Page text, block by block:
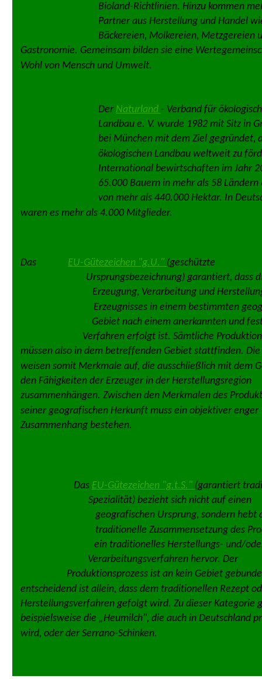
Bioland-Richtlinien. Hinzu kommen
Partner aus Herstellung und Handel
Bäckereien, Molkereien, Metzgereien
Gastronomie. Gemeinsam bilden sie eine
Wohl von Mensch und Umwelt.
Der Naturland - Verband für
Landbau e. V. wurde 1982 mit Sitz in
bei München mit dem Ziel gegründet,
ökologischen Landbau weltweit zu
International bewirtschaften im Jahr
65.000 Bauern in mehr als 58
von mehr als 440.000 Hektar. In
waren es mehr als 4.000 Mitglieder.
Das EU-Gütezeichen "g.U." (geschützte
Ursprungsbezeichnung) garantiert, dass
Erzeugung, Verarbeitung und
Erzeugnisses in einem bestimmten
Gebiet nach einem anerkannten und
Verfahren erfolgt ist. Sämtliche
müssen also in dem betreffenden Gebiet stattfinden.
weisen somit Merkmale auf, die ausschließlich mit dem
den Fähigkeiten der Erzeuger in der Herstellungsregion
zusammenhängen. Zwischen den Merkmalen des
seiner geografischen Herkunft muss ein objektiver enger
Zusammenhang bestehen.
Das EU-Gütezeichen "g.t.S." (garantiert
Spezialität) bezieht sich nicht auf einen
geografischen Ursprung, sondern hebt
traditionelle Zusammensetzung des
ein traditionelles Herstellungs- und/
Verarbeitungsverfahren hervor. Der
Produktionsprozess ist an kein Gebiet
entscheidend ist allein, dass dem traditionellen Rezept
Herstellungsverfahren gefolgt wird. Zu dieser Kategorie
beispielsweise die „Heumilch", die auch in Deutschland
wird, oder der Serrano-Schinken.